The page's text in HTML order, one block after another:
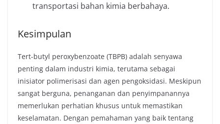
transportasi bahan kimia berbahaya.
Kesimpulan
Tert-butyl peroxybenzoate (TBPB) adalah senyawa
penting dalam industri kimia, terutama sebagai
inisiator polimerisasi dan agen pengoksidasi. Meskipun
sangat berguna, penanganan dan penyimpanannya
memerlukan perhatian khusus untuk memastikan
keselamatan. Dengan pemahaman yang baik tentang